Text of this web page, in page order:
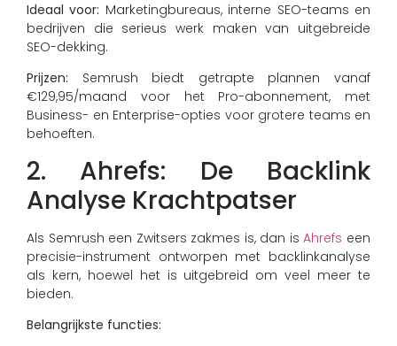
Ideaal voor: Marketingbureaus, interne SEO-teams en
bedrijven die serieus werk maken van uitgebreide
SEO-dekking.
Prijzen: Semrush biedt getrapte plannen vanaf
€129,95/maand voor het Pro-abonnement, met
Business- en Enterprise-opties voor grotere teams en
behoeften.
2. Ahrefs: De Backlink
Analyse Krachtpatser
Als Semrush een Zwitsers zakmes is, dan isAhrefs een
precisie-instrument ontworpen met backlinkanalyse
als kern, hoewel het is uitgebreid om veel meer te
bieden.
Belangrijkste functies: